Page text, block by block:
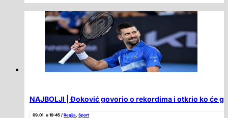
NAJBOLJI | Đoković govorio o rekordima i otkrio ko će
09.01. u 19:45 / Regija, Sport